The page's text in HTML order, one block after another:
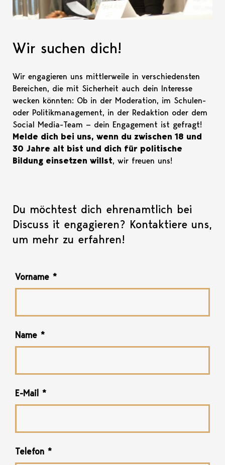
Wir suchen dich!
Wir engagieren uns mittlerweile in verschiedensten
Bereichen, die mit Sicherheit auch dein Interesse
wecken könnten: Ob in der Moderation, im Schulen-
oder Politikmanagement, in der Redaktion oder dem
Social Media-Team — dein Engagement ist gefragt!
Melde dich bei uns, wenn du zwischen 18 und
30 Jahre alt bist und dich für politische
Bildung einsetzen willst, wir freuen uns!
Du möchtest dich ehrenamtlich bei
Discuss it engagieren? Kontaktiere uns,
um mehr zu erfahren!
Vorname *
Name *
E-Mail *
Telefon *